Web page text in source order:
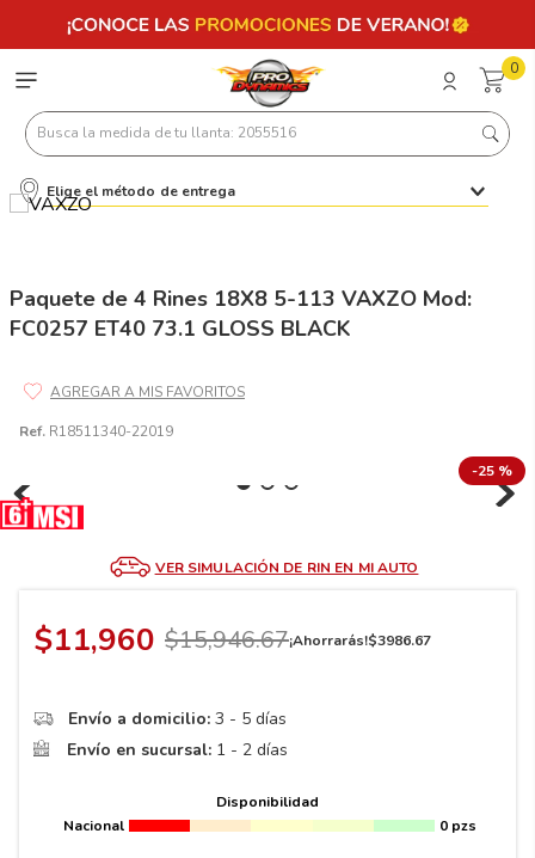
0
Busca la medida de tu llanta: 2055516
Elige el método de entrega
Paquete de 4 Rines 18X8 5-113 VAXZO Mod:
FC0257 ET40 73.1 GLOSS BLACK
Ref. R18511340-22019
-25 %
VER SIMULACIÓN DE RIN EN MI AUTO
$11,960 $15,946.67¡Ahorrarás!$3986.67
Envío a domicilio: 3 - 5 días
Envío en sucursal: 1 - 2 días
Disponibilidad
Nacional
0 pzs
Términos más buscados
3 225
7 195 65 15
9.265